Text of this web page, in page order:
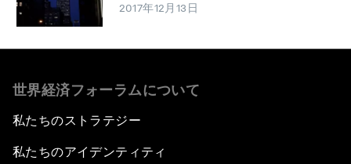
2017年12月13日
世界経済フォーラムについて
私たちのストラテジー
私たちのアイデンティティ